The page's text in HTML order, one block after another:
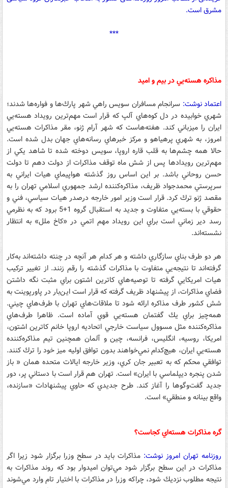
مشرق است.
***
مذاكره هسته‌يي در بيم و اميد
اعتماد نوشت: سرانجام مسافران سويس راهي شهر پارك‌ها و فواره‌ها شدند؛
شهري خوابيده در دل كوه‌هاي آلپ كه قرار است مهم‌ترين رويداد هسته‌يي
ايران را ميزباني كند. هفته‌هاست كه شهر آرام ژنو، مقر مذاكرات هسته‌يي
امروز، به شهري پرهياهو و مركز خبرهاي رسانه‌هاي جهان بدل شده است.
حالا همه چشم‌ها به قلب قاره اروپا، سويس دوخته شده تا شاهد يكي از
مهم‌ترين رويدادها پس از شش ماه توقف مذاكرات از دولت دهم تا دولت
حسن روحاني باشد. بر اين اساس روز گذشته هواپيماي هيات ايراني به
سرپرستي محمدجواد ظريف، مذاكره‌كننده ارشد جمهوري اسلامي تهران را به
مقصد ژنو ترك كرد. قرار است وزير امور خارجه درصدر هيات سياسي، فني و
حقوقي با بسته‌يي متفاوت و جديد به استقبال گروه 1+5 برود كه به نظرمي
رسد دير زماني است براي اين رويداد مهم اتمي در «كاخ ملل» به انتظار
نشسته‌اند.
هر دو طرف بناي سازگاري داشته و هر كدام هر آنچه در چنته داشته‌اند به‌كار
گرفته‌اند تا نتيجه‌يي متفاوت با مذاكرات گذشته را رقم زنند. از تغيير تركيب
هيات امريكايي گرفته تا توصيه‌هاي كاترين اشتون براي مثبت نگه داشتن
فضاي مذاكرات، از پيشنهاد ظريف گرفته كه قرار است اين‌بار در پاورپوينت به
شش كشور طرف مذاكره ارائه شود تا ملاقات‌هاي تهران با طرف‌هاي چيني.
همه‌چيز براي يك گفتمان هسته‌يي قوي آماده است. ظاهرا طرف‌هاي
مذاكره‌كننده مثل مسوول سياست خارجي اتحاديه اروپا خانم كاترين اشتون،
امريكا، روسيه، انگليس، فرانسه، چين و آلمان همچنين تيم مذاكره‌كننده
هسته‌يي ايران، هيچ‌كدام نمي‌خواهند بدون توافق اوليه ميز خود را ترك كنند.
توافقي محكم كه به تعبير جان كري، وزير خارجه ايالات متحده همان « باز
شدن پنجره ديپلماسي با ايران» است. تهران هم قرار است با دستاني پر، دور
جديد گفت‌وگوها را آغاز كند. طرح جديدي كه حاوي پيشنهادات «سازنده،
واقع بينانه و منطقي» است.
گره مذاكرات هسته‌اي كجاست؟
روزنامه تهران امروز نوشت: مذاكرات بايد در سطح وزرا برگزار شود زيرا اگر
مذاكرات در اين سطح برگزار شود مي‌توان اميدوار بود كه روند مذاكرات به
نتيجه مطلوب نزديك شود، چراکه وزرا در مذاكرات با اختيار تام وارد مي‌شوند